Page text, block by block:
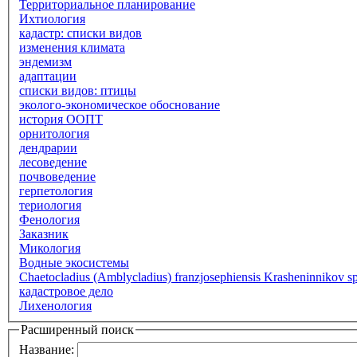
Территориальное планирование
Ихтиология
кадастр: списки видов
изменения климата
эндемизм
адаптации
списки видов: птицы
эколого-экономическое обоснование
история ООПТ
орнитология
дендрарии
лесоведение
почвоведение
герпетология
териология
Фенология
Заказник
Микология
Водные экосистемы
Chaetocladius (Amblycladius) franzjosephiensis Krasheninnikov
кадастровое дело
Лихенология
Расширенный поиск
Название: